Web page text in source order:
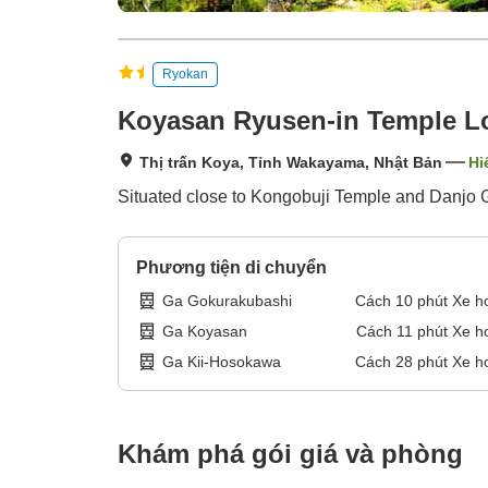
Ryokan
Koyasan Ryusen-in Temple
Thị trấn Koya, Tỉnh Wakayama, Nhật Bản
Situated close to Kongobuji Temple and Danjo
Phương tiện di chuyển
Ga Gokurakubashi Cách 10 phútXe
Ga Koyasan
Cách 11 phútXe
Ga Kii-Hosokawa
Cách28 phútXe
Khám phá gói giá và phòng